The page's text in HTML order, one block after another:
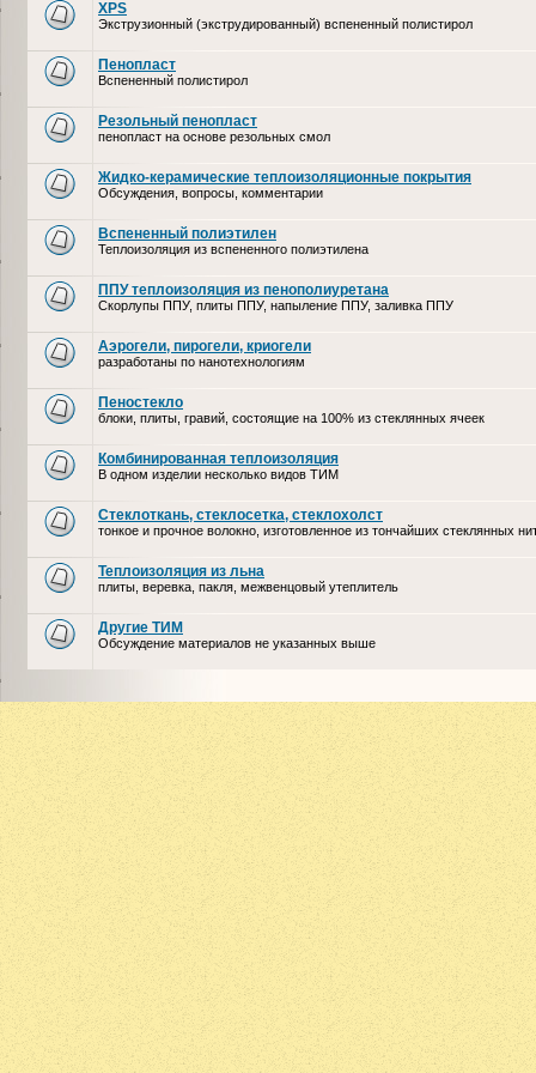
XPS
Экструзионный (экструдированный) вспененный полистирол
Пенопласт
Вспененный полистирол
Резольный пенопласт
пенопласт на основе резольных смол
Жидко-керамические теплоизоляционные покрытия
Обсуждения, вопросы, комментарии
Вспененный полиэтилен
Теплоизоляция из вспененного полиэтилена
ППУ теплоизоляция из пенополиуретана
Скорлупы ППУ, плиты ППУ, напыление ППУ, заливка ППУ
Аэрогели, пирогели, криогели
разработаны по нанотехнологиям
Пеностекло
блоки, плиты, гравий, состоящие на 100% из стеклянных ячеек
Комбинированная теплоизоляция
В одном изделии несколько видов ТИМ
Стеклоткань, стеклосетка, cтеклохолст
тонкое и прочное волокно, изготовленное из тончайших стеклянных
Теплоизоляция из льна
плиты, веревка, пакля, межвенцовый утеплитель
Другие ТИМ
Обсуждение материалов не указанных выше